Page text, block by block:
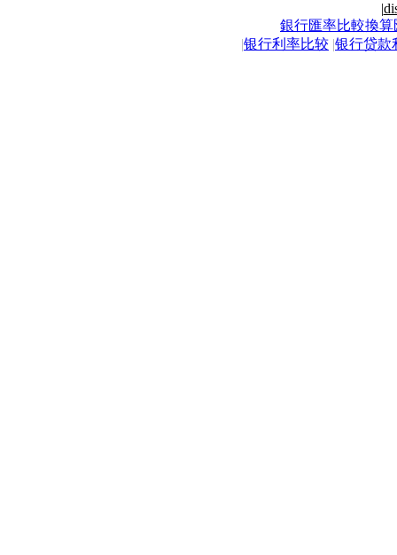
|
銀行匯率比較換算
|银行利率比较 |银行贷款